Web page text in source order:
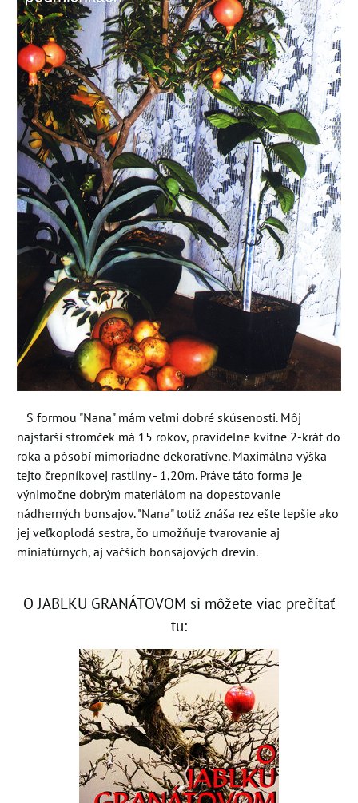
S formou "Nana" mám veľmi dobré skúsenosti. Môj
najstarší stromček má 15 rokov, pravidelne kvitne 2-krát do
roka a pôsobí mimoriadne dekoratívne. Maximálna výška
tejto črepníkovej rastliny - 1,20m. Práve táto forma je
výnimočne dobrým materiálom na dopestovanie
nádherných bonsajov. "Nana" totiž znáša rez ešte lepšie ako
jej veľkoplodá sestra, čo umožňuje tvarovanie aj
miniatúrnych, aj väčších bonsajových drevín.
O JABLKU GRANÁTOVOM si môžete viac prečítať
tu: